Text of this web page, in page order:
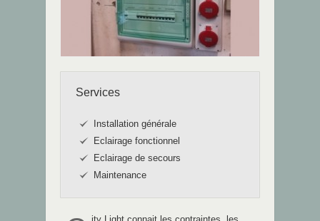
Services
Installation générale
Eclairage fonctionnel
Eclairage de secours
Maintenance